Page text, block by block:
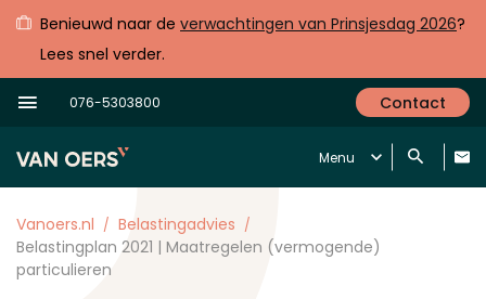
Benieuwd naar de verwachtingen van Prinsjesdag 2026?
Lees snel verder.
076-5303800 Contact
Menu
Vanoers.nl
Belastingadvies
Belastingplan 2021 | Maatregelen (vermogende)
particulieren